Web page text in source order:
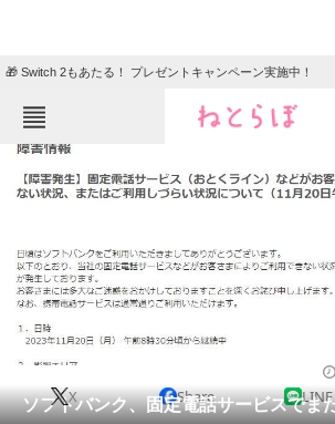
🎁 Switch 2もあたる！ プレゼントキャンペーン実施中！
ねとらぼメニュー
TOP ニュース
グルメ 地域
住まい
会員記事
ソフトバンク、固定電話サービスで
X Share LINE